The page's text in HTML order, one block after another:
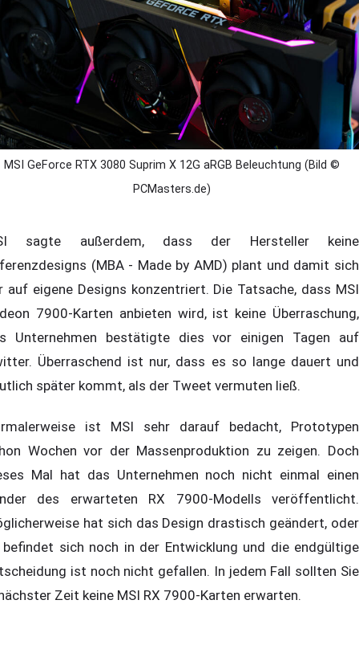
bestätigt, dass es Radeon RX 7900-Karten
wird, die allerdings erst im ersten Quartal 2023 auf
Markt kommen werden.
MSI GeForce RTX 3080 Suprim X 12G aRGB Beleuchtung (Bild ©
PCMasters.de)
sagte außerdem, dass der Hersteller keine
(MBA - Made by AMD) plant und damit sich
auf eigene Designs konzentriert. Die Tatsache, dass MSI
7900-Karten anbieten wird, ist keine Überraschung,
Unternehmen bestätigte dies vor einigen Tagen auf
Überraschend ist nur, dass es so lange dauert und
später kommt, als der Tweet vermuten ließ.
ist MSI sehr darauf bedacht, Prototypen
Wochen vor der Massenproduktion zu zeigen. Doch
Mal hat das Unternehmen noch nicht einmal einen
des erwarteten RX 7900-Modells veröffentlicht.
hat sich das Design drastisch geändert, oder
befindet sich noch in der Entwicklung und die endgültige
ist noch nicht gefallen. In jedem Fall sollten Sie
Zeit keine MSI RX 7900-Karten erwarten.